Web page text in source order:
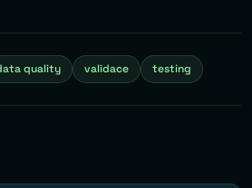
quality validace testing